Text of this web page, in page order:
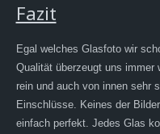
Fazit
Egal welches Glasfoto wir
Qualität überzeugt uns immer
rein und auch von innen sehr
Einschlüsse. Keines der
einfach perfekt. Jedes Glas